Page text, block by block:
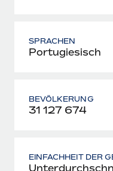
SPRACHEN
Portugiesisch
BEVÖLKERUNG
31 127 674
EINFACHHEIT DER